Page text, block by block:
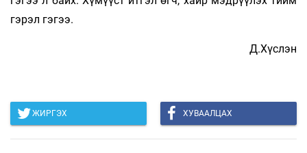
гэрэл гэгээ.
Д.Хүслэн
ЖИРГЭХ ХУВААЛЦАХ